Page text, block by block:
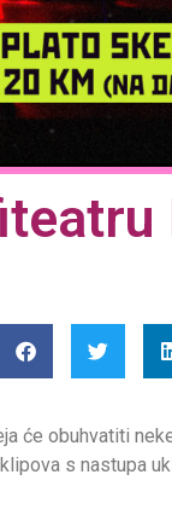
će obuhvatiti
s nastupa